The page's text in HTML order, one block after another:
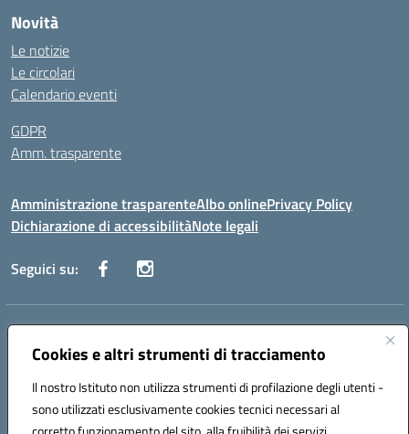
Cookies e altri strumenti di tracciamento
Il nostro Istituto non utilizza strumenti di profilazione degli utenti -
sono utilizzati esclusivamente cookies tecnici necessari al
Novità
Le notizie
Le circolari
Calendario eventi
GDPR
Amm. trasparente
Amministrazione trasparenteAlbo onlinePrivacy Policy
Dichiarazione di accessibilitàNote legali
Seguici su:
Indirizzo:
Centralino:+39 080 2446680 Email:baic882008@istruzione.it
Codice fiscale: 80023470729
Codice meccanografico:
BAIC882008